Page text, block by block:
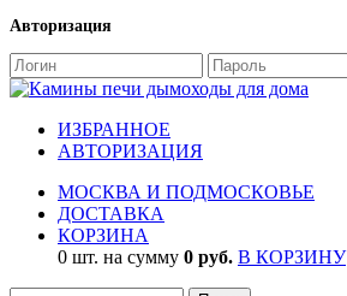
Авторизация
ИЗБРАННОЕ
АВТОРИЗАЦИЯ
МОСКВА И ПОДМОСКОВЬЕ
ДОСТАВКА
КОРЗИНА
0 шт. на сумму 0 руб. В КОРЗИНУ